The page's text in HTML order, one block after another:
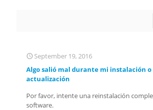
September 19, 2016
Algo salió mal durante mi instalación o
actualización
Por favor, intente una reinstalación
software.